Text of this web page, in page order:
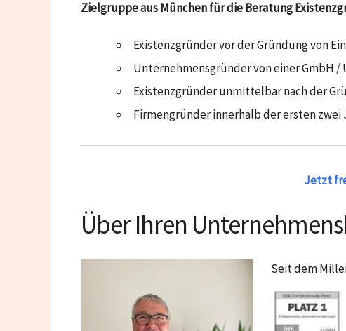
Zielgruppe aus München für die Beratung
Existenzgründer vor der Gründung von
Unternehmensgründer von einer GmbH /
Existenzgründer unmittelbar nach der
Firmengründer innerhalb der ersten zwei
Jetzt
Über Ihren
Seit dem